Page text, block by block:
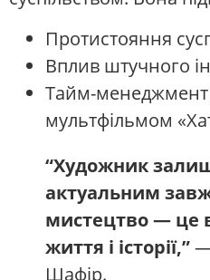
Протистояння
Вплив штучного
Тайм-менеджмент
мультфільмом
“Художник
актуальним
мистецтво — це
життя і історії,”—
Шафір.